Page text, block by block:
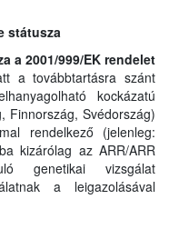
státusza
a 2001/999/EK rendelet
a továbbtartásra szánt
kockázatú
Finnország, Svédország)
rendelkező (jelenleg:
kizárólag az ARR/ARR
genetikai vizsgálat
a leigazolásával